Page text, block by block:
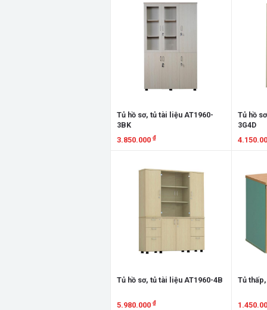
Tủ hồ sơ, tủ tài liệu AT1960-
3BK
3.850.000 ₫
Tủ hồ
3G4D
Tủ hồ sơ, tủ tài liệu AT1960-4B
5.980.000 ₫
Tủ thấp,